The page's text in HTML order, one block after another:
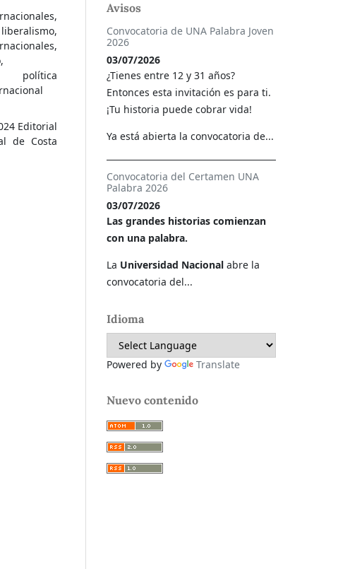
política
Editorial
de Costa
Avisos
Convocatoria de UNA Palabra Joven
2026
03/07/2026
¿Tienes entre 12 y 31 años?
Entonces esta invitación es para ti.
¡Tu historia puede cobrar vida!
Ya está abierta la convocatoria de...
Convocatoria del Certamen UNA
Palabra 2026
03/07/2026
Las grandes historias comienzan
con una palabra.
La Universidad Nacional abre la
convocatoria del...
Idioma
Powered by Translate
Nuevo contenido